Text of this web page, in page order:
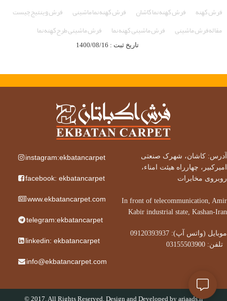
فرش کهنه فرش کهنه نما کاشان فرش کهنه نما ماشینی فرش وینتیج چیست
مقاله فرش ماشینی فرش ماشینی کهنه نما فرش ماشینی طرح کهنه نما
تاریخ ثبت : 1400/08/16
آدرس: کاشان، شهرک صنعتی
امیرکبیر، چهارراه هیئت امناء،
روبروی مخابرات
In front of telecommunication, Amir
Kabir industrial state, Kashan-Iran
تلفن: 03155503900
instagram:ekbatancarpet
facebook: ekbatancarpet
www.ekbatancarpet.com
telegram:ekbatancarpet
linkedin: ekbatancarpet
info@ekbatancarpet.com
© 2017. All Rights Reserved. Design and Developed by ariaads.ir